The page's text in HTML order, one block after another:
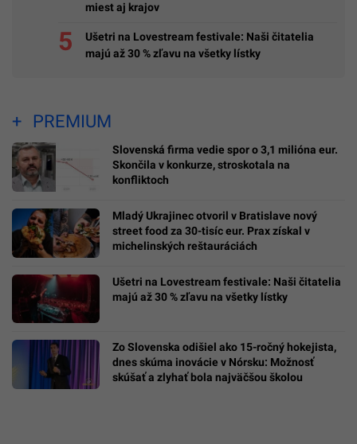
miest aj krajov
Ušetri na Lovestream festivale: Naši čitatelia
majú až 30 % zľavu na všetky lístky
PREMIUM
Slovenská firma vedie spor o 3,1 milióna eur.
Skončila v konkurze, stroskotala na
konfliktoch
Mladý Ukrajinec otvoril v Bratislave nový
street food za 30-tisíc eur. Prax získal v
michelinských reštauráciách
Ušetri na Lovestream festivale: Naši čitatelia
majú až 30 % zľavu na všetky lístky
Zo Slovenska odišiel ako 15-ročný hokejista,
dnes skúma inovácie v Nórsku: Možnosť
skúšať a zlyhať bola najväčšou školou